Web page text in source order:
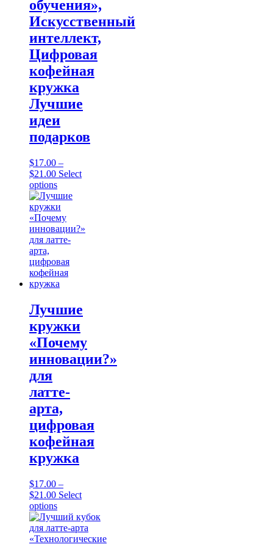
обучения»,
Искусственный
интеллект,
Цифровая
кофейная
кружка
Лучшие
идеи
подарков
$17.00 –
$21.00Price
range:
$17.00
through
$21.00
Select
optionsThis
product
has
multiple
variants.
The
may
be
chosen
product
page
Лучшие
кружки
«Почему
инновации?»
для
латте-
арта,
цифровая
кофейная
кружка
$17.00 –
$21.00Price
range:
$17.00
through
$21.00
Select
optionsThis
product
has
multiple